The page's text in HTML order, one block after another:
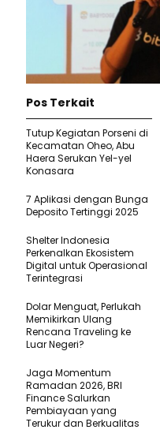
Pos Terkait
Tutup Kegiatan Porseni di
Kecamatan Oheo, Abu
Haera Serukan Yel-yel
Konasara
7 Aplikasi dengan Bunga
Deposito Tertinggi 2025
Shelter Indonesia
Perkenalkan Ekosistem
Digital untuk Operasional
Terintegrasi
Dolar Menguat, Perlukah
Memikirkan Ulang
Rencana Traveling ke
Luar Negeri?
Jaga Momentum
Ramadan 2026, BRI
Finance Salurkan
Pembiayaan yang
Terukur dan Berkualitas